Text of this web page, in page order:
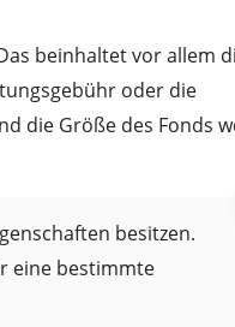
beinhaltet vor allem
oder die
die Größe des Fonds
besitzen.
eine bestimmte